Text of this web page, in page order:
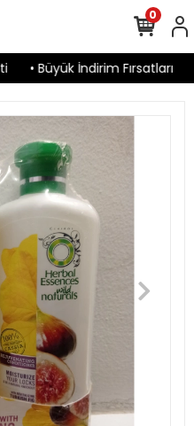
• Büyük İndirim Fırsatları
0